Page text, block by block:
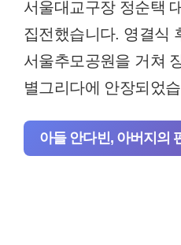
서울대교구장 정순택
집전했습니다. 영결식
서울추모공원을 거쳐
별그리다에 안장되었
아들 안다빈, 아버지의